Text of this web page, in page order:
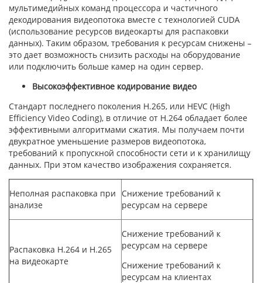
мультимедийных команд процессора и частичного
декодирования видеопотока вместе с технологией CUDA
(использование ресурсов видеокарты для распаковки
данных). Таким образом, требования к ресурсам снижены –
это дает возможность снизить расходы на оборудование
или подключить больше камер на один сервер.
Высокоэффективное кодирование видео
Стандарт последнего поколения H.265, или HEVC (High
Efficiency Video Coding), в отличие от H.264 обладает более
эффективными алгоритмами сжатия. Мы получаем почти
двукратное уменьшение размеров видеопотока,
требований к пропускной способности сети и к хранилищу
данных. При этом качество изображения сохраняется.
Неполная распаковка при
анализе
Снижение требований к
ресурсам на сервере
Распаковка H.264 и H.265
на видеокарте
Снижение требований к
ресурсам на сервере
Снижение требований к
ресурсам на клиентах